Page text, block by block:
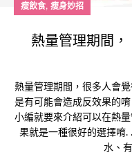
瘦飲食, 瘦身妙招
熱量管理期間
熱量管理期間，很多人會
是有可能會造成反效果的
小編就要來介紹可以在熱
果就是一種很好的選擇唷.
水、